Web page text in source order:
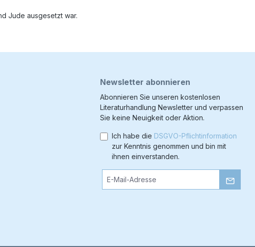
Jude ausgesetzt war.
Newsletter abonnieren
Abonnieren Sie unseren kostenlosen
Literaturhandlung Newsletter und verpassen
Sie keine Neuigkeit oder Aktion.
Ich habe die DSGVO-Pflichtinformation
zur Kenntnis genommen und bin mit
ihnen einverstanden.